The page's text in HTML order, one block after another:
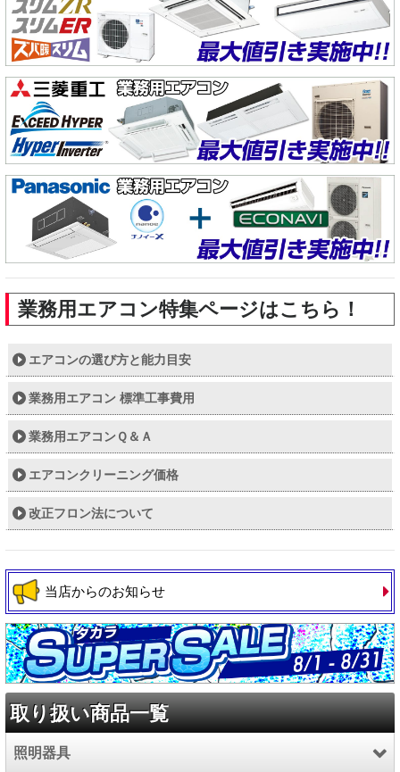
業務用エアコン特集ページはこちら！
エアコンの選び方と能力目安
業務用エアコン 標準工事費用
業務用エアコンＱ＆Ａ
エアコンクリーニング価格
改正フロン法について
当店からのお知らせ
取り扱い商品一覧
照明器具